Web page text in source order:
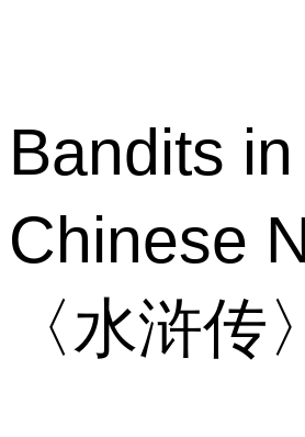
Bandits
Chinese
〈水浒